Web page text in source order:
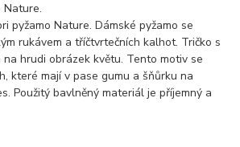
Nature.
pyžamo Nature. Dámské pyžamo se
rukávem a tříčtvrtečních kalhot. Tričko s
hrudi obrázek květu. Tento motiv se
které mají v pase gumu a šňůrku na
Použitý bavlněný materiál je příjemný a